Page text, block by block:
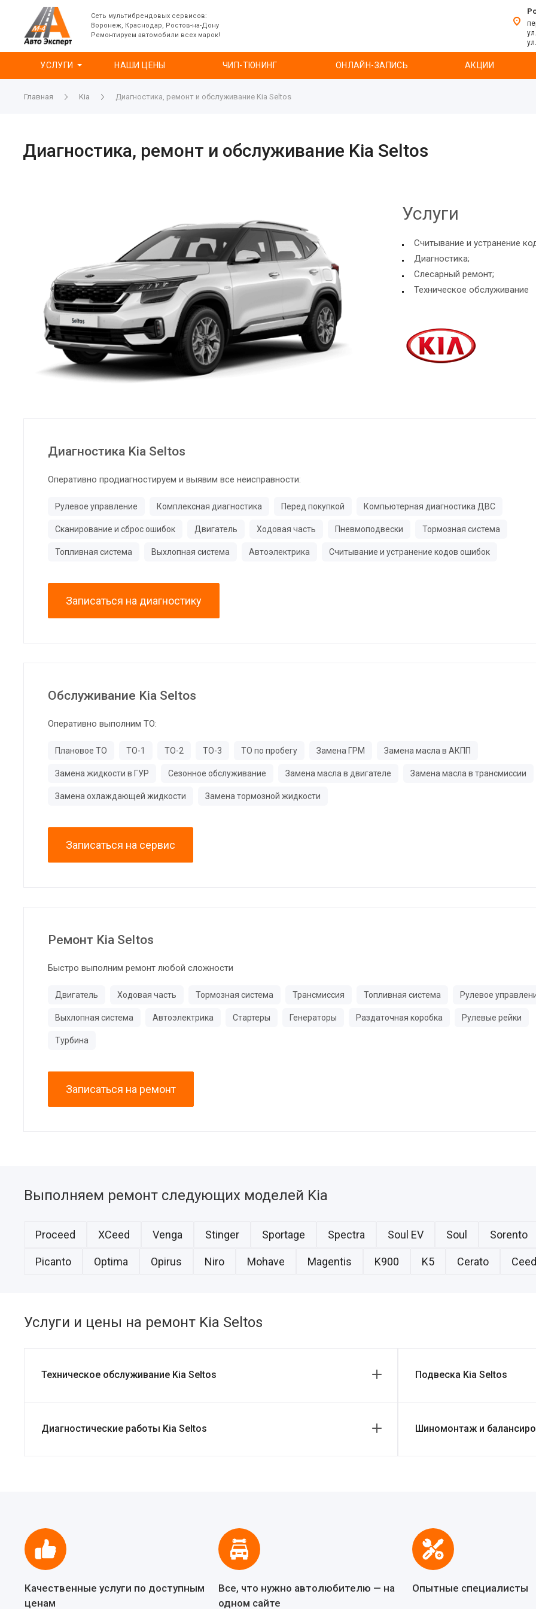
Сеть мультибрендовых сервисов:
Воронеж, Краснодар, Ростов-на-Дону
Ремонтируем автомобили всех марок!
УСЛУГИ НАШИ ЦЕНЫ ЧИП-ТЮНИНГ ОНЛАЙН-ЗАПИСЬ АКЦИИ
Главная Kia Диагностика, ремонт и обслуживание Kia Seltos
Диагностика, ремонт и обслуживание Kia Seltos
Услуги
Считывание и устранение
Диагностика;
Слесарный ремонт;
Техническое обслуживание
Диагностика Kia Seltos
Оперативно продиагностируем и выявим все неисправности:
Рулевое управление Комплексная диагностика Перед покупкой Компьютерная диагностика ДВС
Сканирование и сброс ошибок Двигатель Ходовая часть Пневмоподвески Тормозная система
Топливная система Выхлопная система Автоэлектрика Считывание и устранение кодов ошибок
Записаться на диагностику
Обслуживание Kia Seltos
Оперативно выполним ТО:
Плановое ТО ТО-1 ТО-2 ТО-3 ТО по пробегу Замена ГРМ Замена масла в АКПП
Замена жидкости в ГУР Сезонное обслуживание Замена масла в двигателе Замена масла в трансмиссии
Замена охлаждающей жидкости Замена тормозной жидкости
Записаться на сервис
Ремонт Kia Seltos
Быстро выполним ремонт любой сложности
Двигатель Ходовая часть Тормозная система Трансмиссия Топливная система Рулевое
Выхлопная система Автоэлектрика Стартеры Генераторы Раздаточная коробка Рулевые рейки
Турбина
Записаться на ремонт
Выполняем ремонт следующих моделей Kia
Proceed XCeed Venga Stinger Sportage Spectra Soul EV Soul Sorento
Picanto Optima Opirus Niro Mohave Magentis K900 K5 Cerato
Услуги и цены на ремонт Kia Seltos
Техническое обслуживание Kia Seltos Подвеска Kia Seltos
Диагностические работы Kia Seltos Шиномонтаж и
Качественные услуги по доступным
ценам
Все, что нужно автолюбителю — на
одном сайте
Опытные специалисты